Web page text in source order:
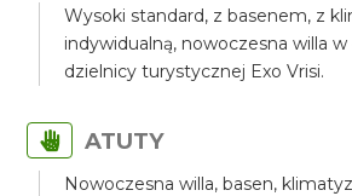
Wysoki standard, z basenem, z
indywidualną, nowoczesna willa
dzielnicy turystycznej Exo Vrisi.
ATUTY
Nowoczesna willa, basen,